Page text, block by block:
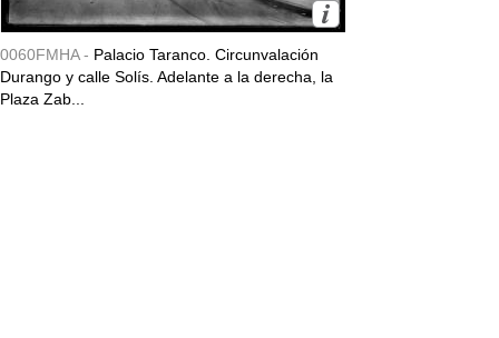
0060FMHA - Palacio Taranco. Circunvalación
Durango y calle Solís. Adelante a la derecha, la
Plaza Zab...